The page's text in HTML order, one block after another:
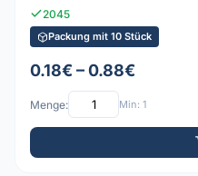
2045
Packung mit 10 Stück
0.18€ – 0.88€
Menge: Min: 1